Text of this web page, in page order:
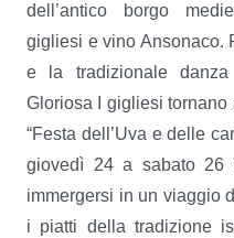
dell’antico borgo
gigliesi e vino Ansonaco.
e la tradizionale
Gloriosa I gigliesi
“Festa dell’Uva e delle
giovedì 24 a sabato 26
immergersi in un viaggio
i piatti della tradizione